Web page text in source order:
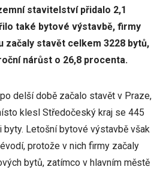
stavitelství přidalo 2,1
také bytové výstavbě, firmy
začaly stavět celkem 3228 bytů,
nárůst o 26,8 procenta.
delší době začalo stavět v Praze,
klesl Středočeský kraj se 445
byty. Letošní bytové výstavbě však
protože v nich firmy začaly
bytů, zatímco v hlavním městě